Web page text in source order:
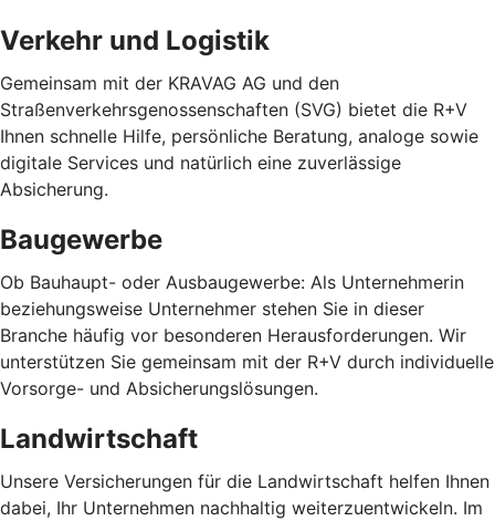
Verkehr und Logistik
Gemeinsam mit der KRAVAG AG und den
Straßenverkehrsgenossenschaften (SVG) bietet die R+V
Ihnen schnelle Hilfe, persönliche Beratung, analoge sowie
digitale Services und natürlich eine zuverlässige
Absicherung.
Baugewerbe
Ob Bauhaupt- oder Ausbaugewerbe: Als Unternehmerin
beziehungsweise Unternehmer stehen Sie in dieser
Branche häufig vor besonderen Herausforderungen. Wir
unterstützen Sie gemeinsam mit der R+V durch individuelle
Vorsorge- und Absicherungslösungen.
Landwirtschaft
Unsere Versicherungen für die Landwirtschaft helfen Ihnen
dabei, Ihr Unternehmen nachhaltig weiterzuentwickeln. Im